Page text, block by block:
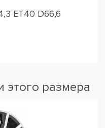
ET40 D66,6
размера